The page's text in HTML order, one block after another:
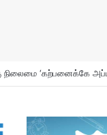
and Incense